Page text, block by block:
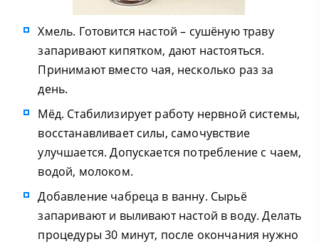
Хмель. Готовится настой – сушёную траву
запаривают кипятком, дают настояться.
Принимают вместо чая, несколько раз за
день.
Мёд. Стабилизирует работу нервной системы,
восстанавливает силы, самочувствие
улучшается. Допускается потребление с чаем,
водой, молоком.
Добавление чабреца в ванну. Сырьё
запаривают и выливают настой в воду. Делать
процедуры 30 минут, после окончания нужно